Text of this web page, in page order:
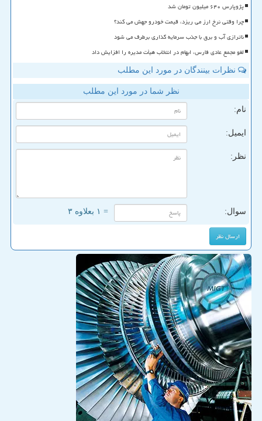
پژوپارس ۶۴۰ میلیون تومان شد
چرا وقتی نرخ ارز می ریزد، قیمت خودرو جهش می کند؟
ناترازی آب و برق با جذب سرمایه گذاری برطرف می شود
لغو مجمع عادی فارس، ابهام در انتخاب هیأت مدیره را افزایش داد
نظرات بینندگان در مورد این مطلب
نظر شما در مورد این مطلب
نام:
ایمیل:
نظر:
سوال: = ۱ بعلاوه ۳